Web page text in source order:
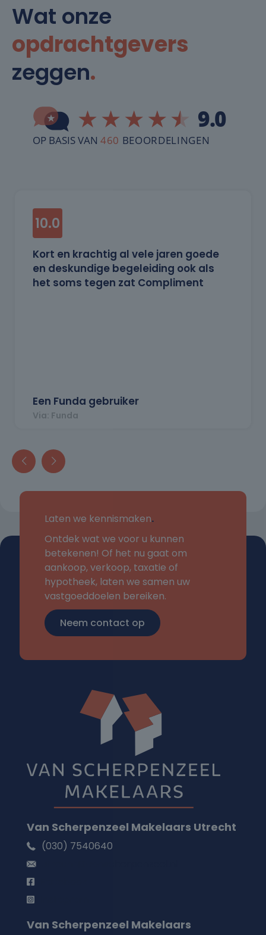
Wat onze
opdrachtgevers
zeggen.
10.0
Kort en krachtig al vele jaren goede
en deskundige begeleiding ook als
het soms tegen zat Compliment
Een Funda gebruiker
Via: Funda
Laten we kennismaken.
Ontdek wat we voor u kunnen
betekenen! Of het nu gaat om
aankoop, verkoop, taxatie of
hypotheek, laten we samen uw
vastgoeddoelen bereiken.
Neem contact op
Van Scherpenzeel Makelaars Utrecht
(030) 7540640
Van Scherpenzeel Makelaars